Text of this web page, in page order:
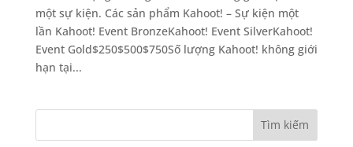
một sự kiện. Các sản phẩm Kahoot! – Sự kiện một
lần Kahoot! Event BronzeKahoot! Event SilverKahoot!
Event Gold$250$500$750Số lượng Kahoot! không giới
hạn tại...